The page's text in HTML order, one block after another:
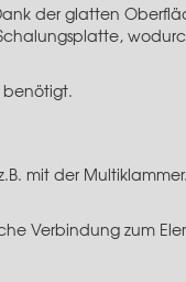
der glatten
benötigt.
mit der
Verbindung zum